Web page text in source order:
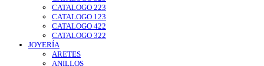
CATALOGO 223
CATALOGO 123
CATALOGO 422
CATALOGO 322
JOYERÍA
ARETES
ANILLOS